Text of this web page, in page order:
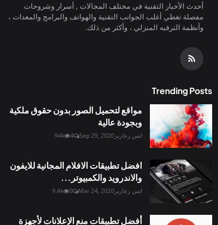
أحدث الأخبار التقنية في مختلف المجالات , أسرار وشروحات
مفصلة تغطي أغلب الجوانب التقنية والهواتف والبرامج والمعدات ،
وأنظمة الترفيه المنزلي ، وأكثر من ذلك.
Trending Posts
مواقع لتحميل الصور بدون حقوق ملكية
وبجودة عالية
انس زعارير Sep 29, 2020
4
94k
افضل تطبيقات الافلام المجانية للايفون
والاندرويد والكمبيوتر...
انس زعارير Mar 24, 2020
0
9.4k
أفضل تطبيقات منع الإعلانات لأجهزة